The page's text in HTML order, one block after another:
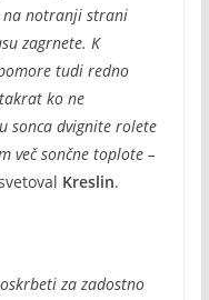
na notranji strani
zagrnete. K
tudi redno
ko ne
sonca dvignite rolete
več sončne toplote –
Kreslin.
za zadostno